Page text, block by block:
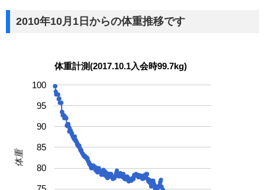
2010年10月1日からの体重推移です
体重計測(2017.10.1入会時99.7kg)
80
85
90
95
100
体重